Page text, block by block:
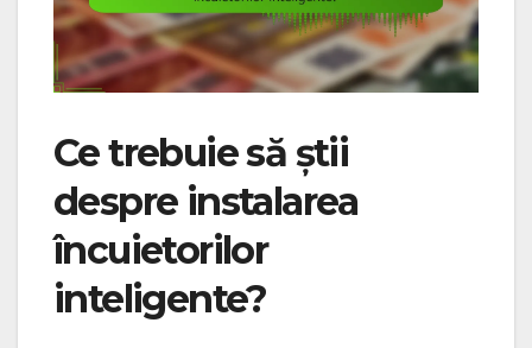
Ce trebuie să știi
despre instalarea
încuietorilor
inteligente?